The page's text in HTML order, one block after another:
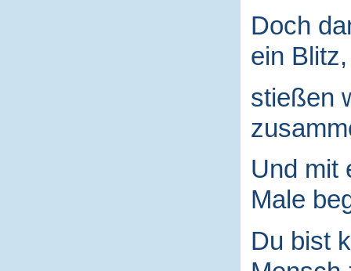
Doch
ein Blitz,
stießen
Und mit
Male
Du bist